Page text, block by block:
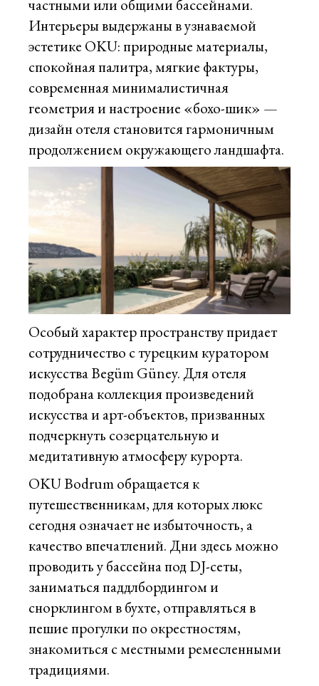
частными или общими бассейнами.
Интерьеры выдержаны в узнаваемой
эстетике OKU: природные материалы,
спокойная палитра, мягкие фактуры,
современная минималистичная
геометрия и настроение «бохо-шик» —
дизайн отеля становится гармоничным
продолжением окружающего ландшафта.
Особый характер пространству придает
сотрудничество с турецким куратором
искусства Begüm Güney. Для отеля
подобрана коллекция произведений
искусства и арт-объектов, призванных
подчеркнуть созерцательную и
медитативную атмосферу курорта.
OKU Bodrum обращается к
путешественникам, для которых люкс
сегодня означает не избыточность, а
качество впечатлений. Дни здесь можно
проводить у бассейна под DJ-сеты,
заниматься паддлбордингом и
снорклингом в бухте, отправляться в
пешие прогулки по окрестностям,
знакомиться с местными ремесленными
традициями.